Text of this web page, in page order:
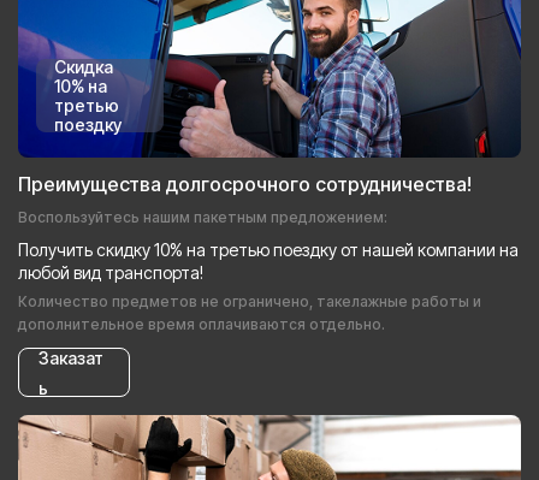
Скидка
10% на
третью
поездку
Преимущества долгосрочного сотрудничества!
Воспользуйтесь нашим пакетным предложением:
Получить скидку 10% на третью поездку от нашей компании на
любой вид транспорта!
Количество предметов не ограничено, такелажные работы и
дополнительное время оплачиваются отдельно.
Заказат
ь